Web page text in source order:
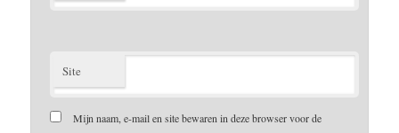
Site
Mijn naam, e-mail en site bewaren in deze browser voor de